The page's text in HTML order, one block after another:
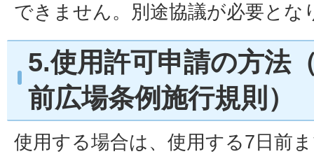
できません。別途協議が必要とな
5.使用許可申請の方法
前広場条例施行規則）
使用する場合は、使用する7日前